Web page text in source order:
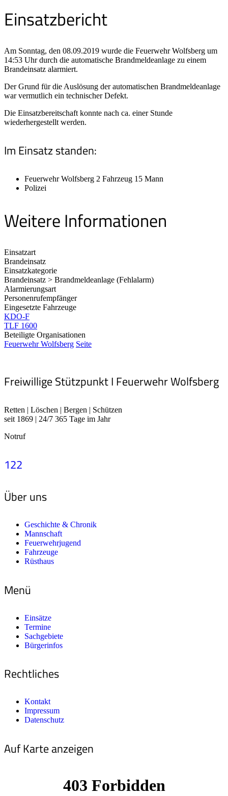
Einsatzbericht
Am Sonntag, den 08.09.2019 wurde die Feuerwehr Wolfsberg um
14:53 Uhr durch die automatische Brandmeldeanlage zu einem
Brandeinsatz alarmiert.
Der Grund für die Auslösung der automatischen Brandmeldeanlage
war vermutlich ein technischer Defekt.
Die Einsatzbereitschaft konnte nach ca. einer Stunde
wiederhergestellt werden.
Im Einsatz standen:
Feuerwehr Wolfsberg 2 Fahrzeug 15 Mann
Polizei
Weitere Informationen
Einsatzart
Brandeinsatz
Einsatzkategorie
Brandeinsatz > Brandmeldeanlage (Fehlalarm)
Alarmierungsart
Personenrufempfänger
Eingesetzte Fahrzeuge
KDO-F
TLF 1600
Beteiligte Organisationen
Feuerwehr Wolfsberg Seite
Freiwillige Stützpunkt I Feuerwehr Wolfsberg
Retten | Löschen | Bergen | Schützen
seit 1869 | 24/7 365 Tage im Jahr
Notruf
122
Über uns
Geschichte & Chronik
Mannschaft
Feuerwehrjugend
Fahrzeuge
Rüsthaus
Menü
Einsätze
Termine
Sachgebiete
Bürgerinfos
Rechtliches
Kontakt
Impressum
Datenschutz
Auf Karte anzeigen